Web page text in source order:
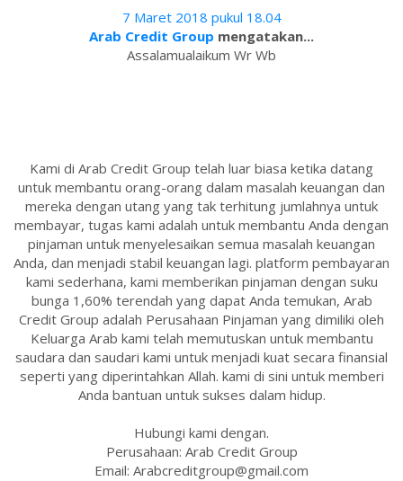
7 Maret 2018 pukul 18.04
Arab Credit Group mengatakan...
Assalamualaikum Wr Wb
Kami di Arab Credit Group telah luar biasa ketika datang
untuk membantu orang-orang dalam masalah keuangan dan
mereka dengan utang yang tak terhitung jumlahnya untuk
membayar, tugas kami adalah untuk membantu Anda dengan
pinjaman untuk menyelesaikan semua masalah keuangan
Anda, dan menjadi stabil keuangan lagi. platform pembayaran
kami sederhana, kami memberikan pinjaman dengan suku
bunga 1,60% terendah yang dapat Anda temukan, Arab
Credit Group adalah Perusahaan Pinjaman yang dimiliki oleh
Keluarga Arab kami telah memutuskan untuk membantu
saudara dan saudari kami untuk menjadi kuat secara finansial
seperti yang diperintahkan Allah. kami di sini untuk memberi
Anda bantuan untuk sukses dalam hidup.
Hubungi kami dengan.
Perusahaan: Arab Credit Group
Email: Arabcreditgroup@gmail.com